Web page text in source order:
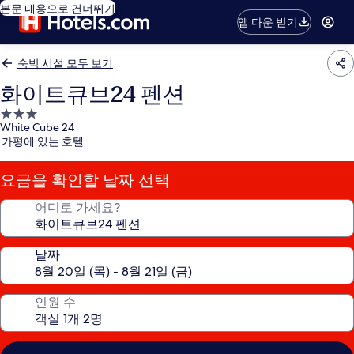
본문 내용으로 건너뛰기
앱 다운 받기
숙박 시설 모두 보기
화이트큐브24 펜션
3.0
성
급
숙
박
시
White Cube 24
가평에 있는 호텔
요금을 확인할 날짜 선택
어디로 가세요?
날짜
인원 수